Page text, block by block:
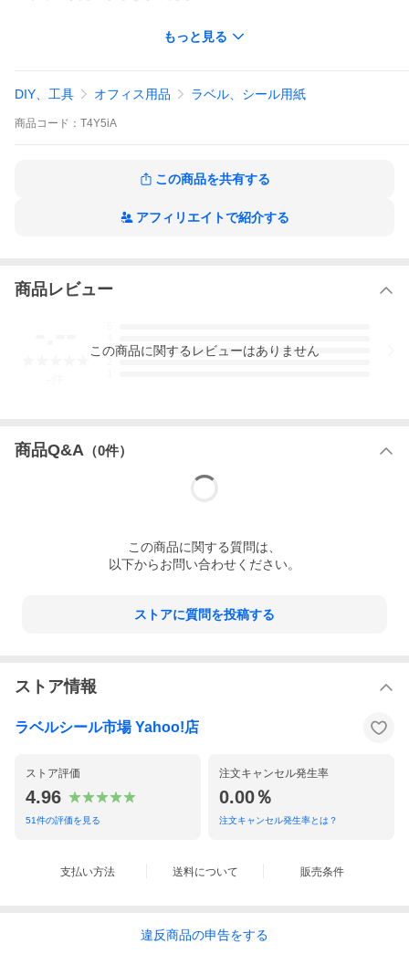
用紙サイズもA4は一例で、A3やB5などの規格に限らず、自由にご
◆印刷も対応
用紙販売だけではなく、印刷にも対応しております。
A4-20面カット コート紙 T4Y5iA
52.5mm×59.4mm
※誤差1mm程度
商品の表示ラベル 規格ラベル ビン製品など
染料インクジェットプリンター
もっと見る
DIY、工具 オフィス用品 ラベル、シール用紙
商品 コード： T4Y5iA
この商品を共有する
アフィリエイトで紹介する
商品レビュー
3
この商品に関するレビューはありません
商品Q&A （0件）
この商品に関する質問は、
以下からお問い合わせください。
ストアに質問を投稿する
ストア情報
ラベルシール市場 Yahoo!店
ストア評価
4.96
51件の評価を見る
注文キャンセル発生率
0.00％
注文キャンセル発生率とは？
支払い方法 送料について 販売条件
違反商品の申告をする